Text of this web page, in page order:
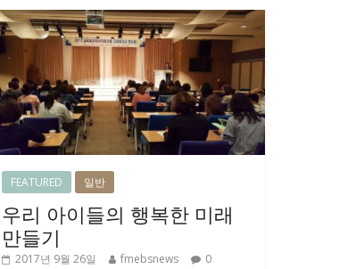
FEATURED 일반
우리 아이들의 행복한 미래
만들기
2017년 9월 26일 fmebsnews 0